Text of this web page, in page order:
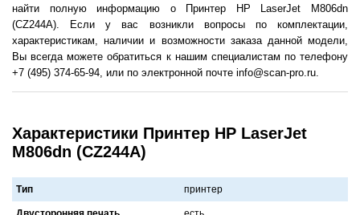
найти полную информацию о Принтер HP LaserJet M806dn
(CZ244A). Если у вас возникли вопросы по комплектации,
характеристикам, наличии и возможности заказа данной модели,
Вы всегда можете обратиться к нашим специалистам по телефону
+7 (495) 374-65-94, или по электронной почте info@scan-pro.ru.
Характеристики Принтер HP LaserJet
M806dn (CZ244A)
Тип принтер